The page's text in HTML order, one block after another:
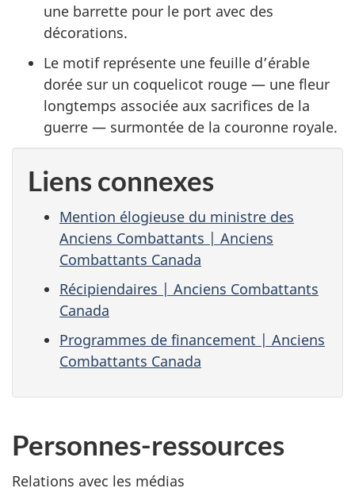
une barrette pour le port avec des
décorations.
Le motif représente une feuille d’érable
dorée sur un coquelicot rouge — une fleur
longtemps associée aux sacrifices de la
guerre — surmontée de la couronne royale.
Liens connexes
Mention élogieuse du ministre des
Anciens Combattants | Anciens
Combattants Canada
Récipiendaires | Anciens Combattants
Canada
Programmes de financement | Anciens
Combattants Canada
Personnes-ressources
Relations avec les médias